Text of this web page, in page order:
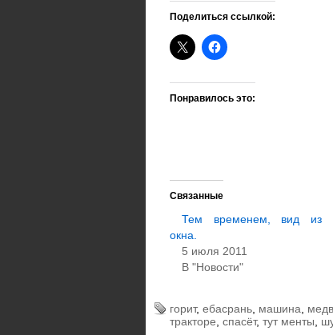
Поделиться ссылкой:
Понравилось это:
Связанные
Тем временем, вид из
окна.
5 июля 2011
В "Новости"
горит, ебасрань машина
тракторе спасёт, тут менты